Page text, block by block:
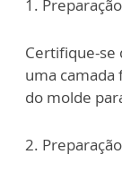
1.
Certifique-se
uma camada
do molde
2.